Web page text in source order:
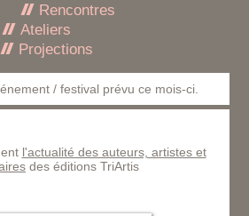
Rencontres
Ateliers
Projections
/ festival prévu ce mois-ci.
l'actualité des auteurs, artistes et
des éditions TriArtis